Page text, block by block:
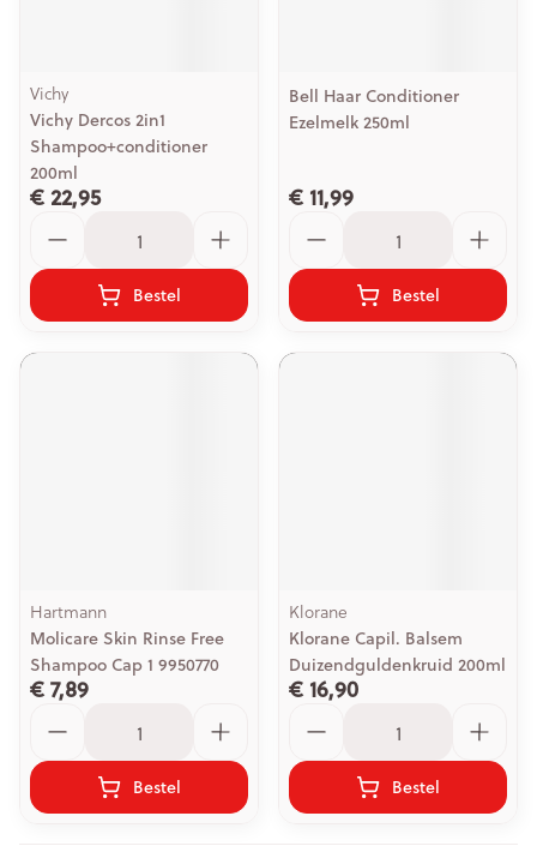
Vichy
Vichy Dercos 2in1
Shampoo+conditioner
200ml
€ 22,95
Bestel
Bell Haar Conditioner
Ezelmelk 250ml
€ 11,99
Bestel
Hartmann
Molicare Skin Rinse Free
Shampoo Cap 1 9950770
€ 7,89
Bestel
Klorane
Klorane Capil. Balsem
Duizendguldenkruid 200ml
€ 16,90
Bestel